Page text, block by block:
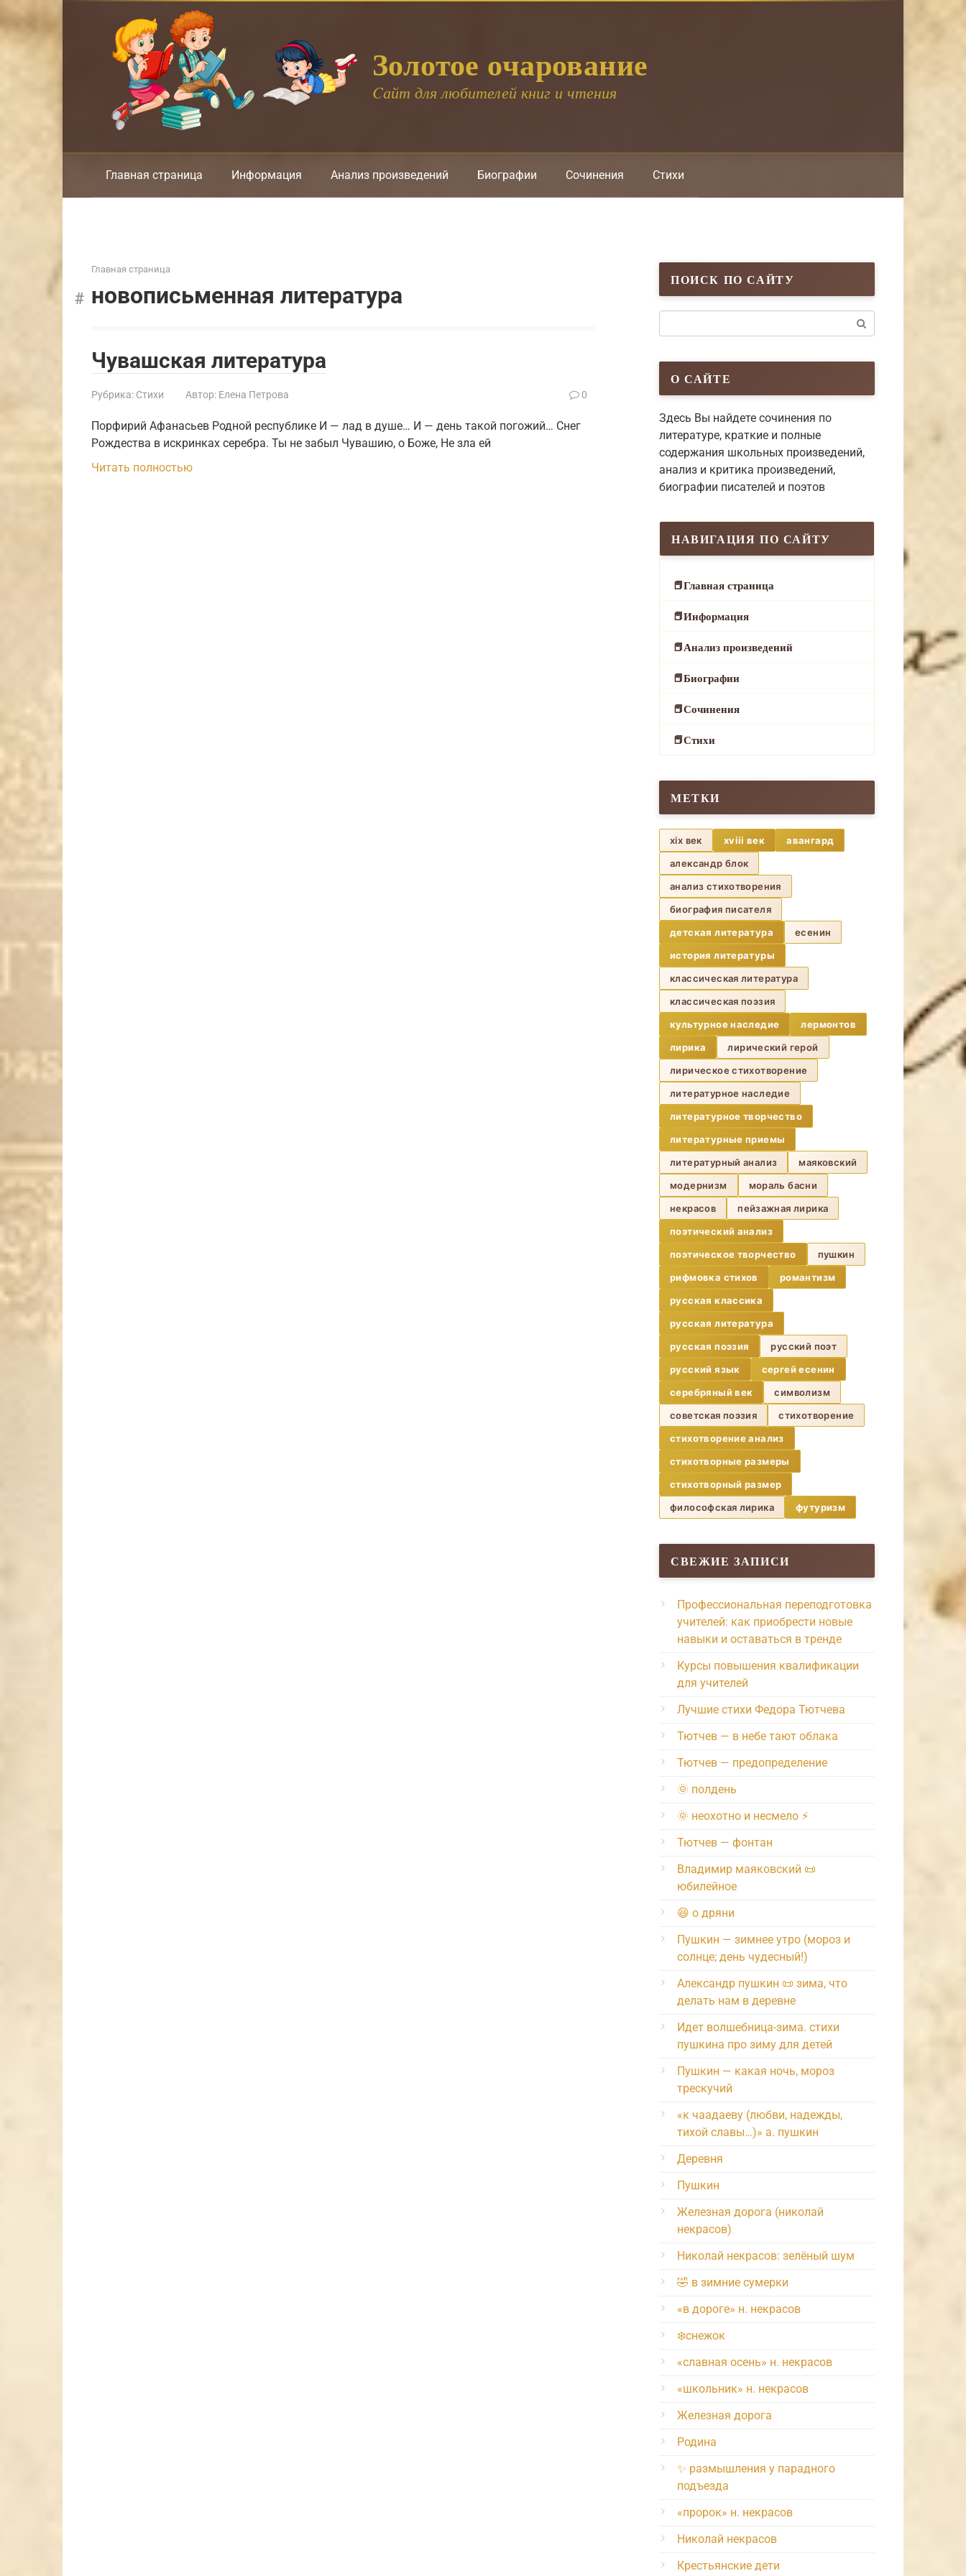
к
Золотое очарование
Cайт для любителей книг и чтения
Главная страница Информация Анализ произведений Биографии Сочинения Стихи
Главная страница
новописьменная литература
Чувашская литература
Рубрика: Стихи Автор: Елена Петрова 0
Порфирий Афанасьев Родной республике И — лад в душе… И — день такой погожий… Снег
Рождества в искринках серебра. Ты не забыл Чувашию, о Боже, Не зла ей
Читать полностью
ПОИСК ПО САЙТУ
О САЙТЕ
Здесь Вы найдете сочинения по
литературе, краткие и полные
содержания школьных произведений,
анализ и критика произведений,
биографии писателей и поэтов
НАВИГАЦИЯ ПО САЙТУ
Главная страница
Информация
Анализ произведений
Биографии
Сочинения
Стихи
МЕТКИ
xix век xviii век
авангард
александр блок
анализ стихотворения
биография писателя
детская литература
есенин
история литературы
классическая литература
классическая поэзия
культурное наследие
лермонтов
лирика
лирический герой
лирическое стихотворение
литературное наследие
литературное творчество
литературные приемы
литературный анализ
маяковский
модернизм
мораль басни
некрасов
пейзажная лирика
поэтический анализ
поэтическое творчество
пушкин
рифмовка стихов
романтизм
русская классика
русская литература
русская поэзия
русский поэт
русский язык
сергей есенин
серебряный век
символизм
советская поэзия
стихотворение
стихотворение анализ
стихотворные размеры
стихотворный размер
философская лирика
футуризм
СВЕЖИЕ ЗАПИСИ
Профессиональная переподготовка
учителей: как приобрести новые
навыки и оставаться в тренде
Курсы повышения квалификации
для учителей
Лучшие стихи Федора Тютчева
Тютчев — в небе тают облака
Тютчев — предопределение
🌞 полдень
🌞 неохотно и несмело ⚡️
Тютчев — фонтан
Владимир маяковский 📜
юбилейное
😆 о дряни
Пушкин — зимнее утро (мороз и
солнце; день чудесный!)
Александр пушкин 📜 зима, что
делать нам в деревне
Идет волшебница-зима. стихи
пушкина про зиму для детей
Пушкин — какая ночь, мороз
трескучий
«к чаадаеву (любви, надежды,
тихой славы…)» а. пушкин
Деревня
Пушкин
Железная дорога (николай
некрасов)
Николай некрасов: зелёный шум
🤣 в зимние сумерки
«в дороге» н. некрасов
❄️снежок
«славная осень» н. некрасов
«школьник» н. некрасов
Железная дорога
Родина
✨ размышления у парадного
подъезда
«пророк» н. некрасов
Николай некрасов
Крестьянские дети